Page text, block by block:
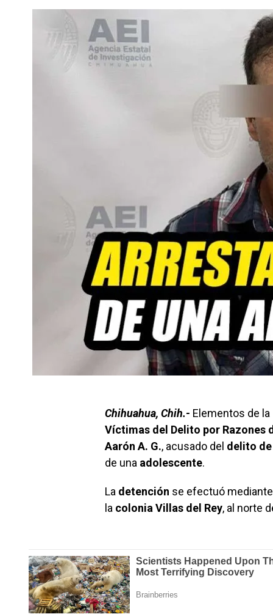
Chihuahua, Chih.- Elementos de la
Víctimas del Delito por Razones
Aarón A. G., acusado del delito
de una adolescente.
La detención se efectuó
la colonia Villas del Rey, al norte